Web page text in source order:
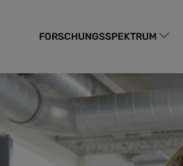
FORSCHUNGSSPEKTRUM